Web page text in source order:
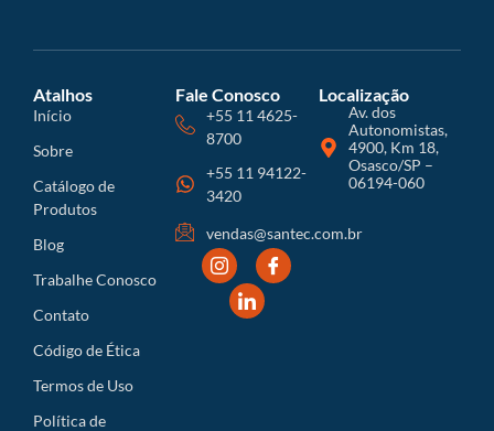
Atalhos
Início
Sobre
Catálogo de
Produtos
Blog
Trabalhe Conosco
Contato
Código de Ética
Termos de Uso
Política de
Fale Conosco
+55 11 4625-
8700
+55 11 94122-
3420
vendas@santec.com.br
Localização
Av. dos
Autonomistas,
4900, Km 18,
Osasco/SP –
06194-060